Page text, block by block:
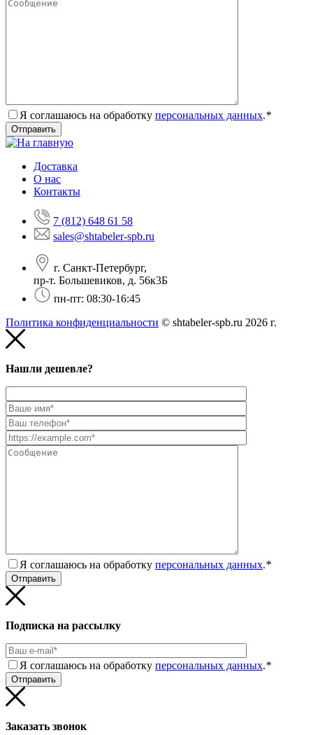
Я соглашаюсь на обработку персональных данных.*
Доставка
О нас
Контакты
7 (812) 648 61 58
sales@shtabeler-spb.ru
г. Санкт-Петербург,
пр-т. Большевиков, д. 56к3Б
пн-пт: 08:30-16:45
Политика конфиденциальности © shtabeler-spb.ru 2026 г.
Нашли дешевле?
Я соглашаюсь на обработку персональных данных.*
Подписка на рассылку
Я соглашаюсь на обработку персональных данных.*
Заказать звонок